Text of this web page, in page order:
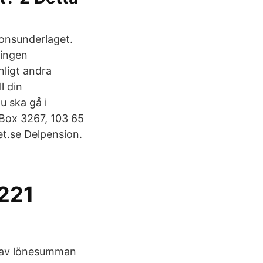
andra
din
ska gå i
3267, 103 65
Delpension.
lönesumman